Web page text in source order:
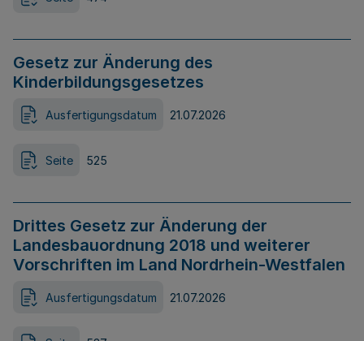
Gesetz zur Änderung des
Kinderbildungsgesetzes
Ausfertigungsdatum 21.07.2026
Seite 525
Drittes Gesetz zur Änderung der
Landesbauordnung 2018 und weiterer
Vorschriften im Land Nordrhein-Westfalen
Ausfertigungsdatum 21.07.2026